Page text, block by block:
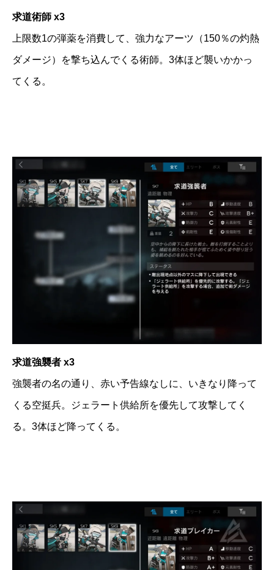
求道術師 x3
上限数1の弾薬を消費して、強力なアーツ（150％の灼熱
ダメージ）を撃ち込んでくる術師。3体ほど襲いかかっ
てくる。
求道強襲者 x3
強襲者の名の通り、赤い予告線なしに、いきなり降って
くる空挺兵。ジェラート供給所を優先して攻撃してく
る。3体ほど降ってくる。